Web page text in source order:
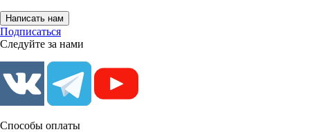
Написать нам
Подписаться
Следуйте за нами
Способы оплаты